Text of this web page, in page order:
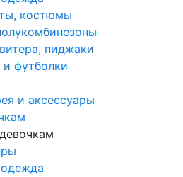
костюмы
пиджаки
футболки
и аксессуары